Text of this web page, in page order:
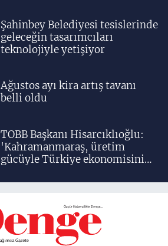
Şahinbey Belediyesi tesislerinde
geleceğin tasarımcıları
teknolojiyle yetişiyor
Ağustos ayı kira artış tavanı
belli oldu
TOBB Başkanı Hisarcıklıoğlu:
'Kahramanmaraş, üretim
gücüyle Türkiye ekonomisinin
birisidir'